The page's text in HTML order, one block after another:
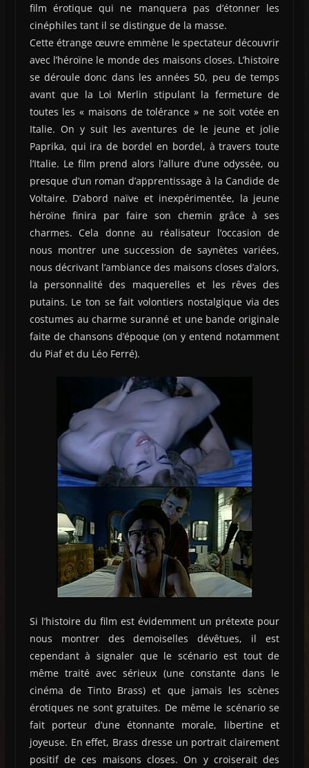
film érotique qui ne manquera pas d’étonner les
cinéphiles tant il se distingue de la masse.
Cette étrange œuvre emmène le spectateur découvrir
avec l’héroïne le monde des maisons closes. L’histoire
se déroule donc dans les années 50, peu de temps
avant que la Loi Merlin stipulant la fermeture de
toutes les « maisons de tolérance » ne soit votée en
Italie. On y suit les aventures de le jeune et jolie
Paprika, qui ira de bordel en bordel, à travers toute
l’Italie. Le film prend alors l’allure d’une odyssée, ou
presque d’un roman d’apprentissage à la Candide de
Voltaire. D’abord naïve et inexpérimentée, la jeune
héroïne finira par faire son chemin grâce à ses
charmes. Cela donne au réalisateur l’occasion de
nous montrer une succession de saynètes variées,
nous décrivant l’ambiance des maisons closes d’alors,
la personnalité des maquerelles et les rêves des
putains. Le ton se fait volontiers nostalgique via des
costumes au charme suranné et une bande originale
faite de chansons d’époque (on y entend notamment
du Piaf et du Léo Ferré).
Si l’histoire du film est évidemment un prétexte pour
nous montrer des demoiselles dévêtues, il est
cependant à signaler que le scénario est tout de
même traité avec sérieux (une constante dans le
cinéma de Tinto Brass) et que jamais les scènes
érotiques ne sont gratuites. De même le scénario se
fait porteur d’une étonnante morale, libertine et
joyeuse. En effet, Brass dresse un portrait clairement
positif de ces maisons closes. On y croiserait des